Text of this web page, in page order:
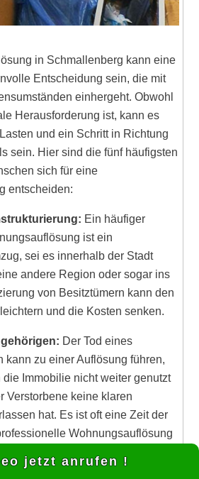
in Schmallenberg kann eine
Entscheidung sein, die mit
einhergeht. Obwohl
Herausforderung ist, kann es
und ein Schritt in Richtung
sein. Hier sind die fünf häufigsten
sich für eine
entscheiden:
Ein häufiger
ist ein
sei es innerhalb der Stadt
andere Region oder sogar ins
von Besitztümern kann den
und die Kosten senken.
Der Tod eines
kann zu einer Auflösung führen,
Immobilie nicht weiter genutzt
Verstorbene keine klaren
hat. Es ist oft eine Zeit der
Wohnungsauflösung
und Entlastung bieten
jetzt anrufen !